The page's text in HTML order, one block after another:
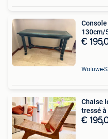
130cm/
€
Woluwe-
Chaise
tressé à
€